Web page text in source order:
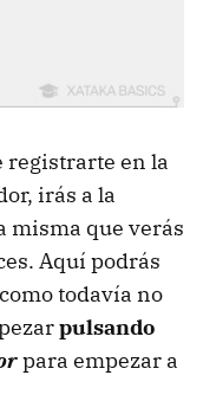
registrarte en la
irás a la
misma que verás
Aquí podrás
todavía no
pulsando
para empezar a